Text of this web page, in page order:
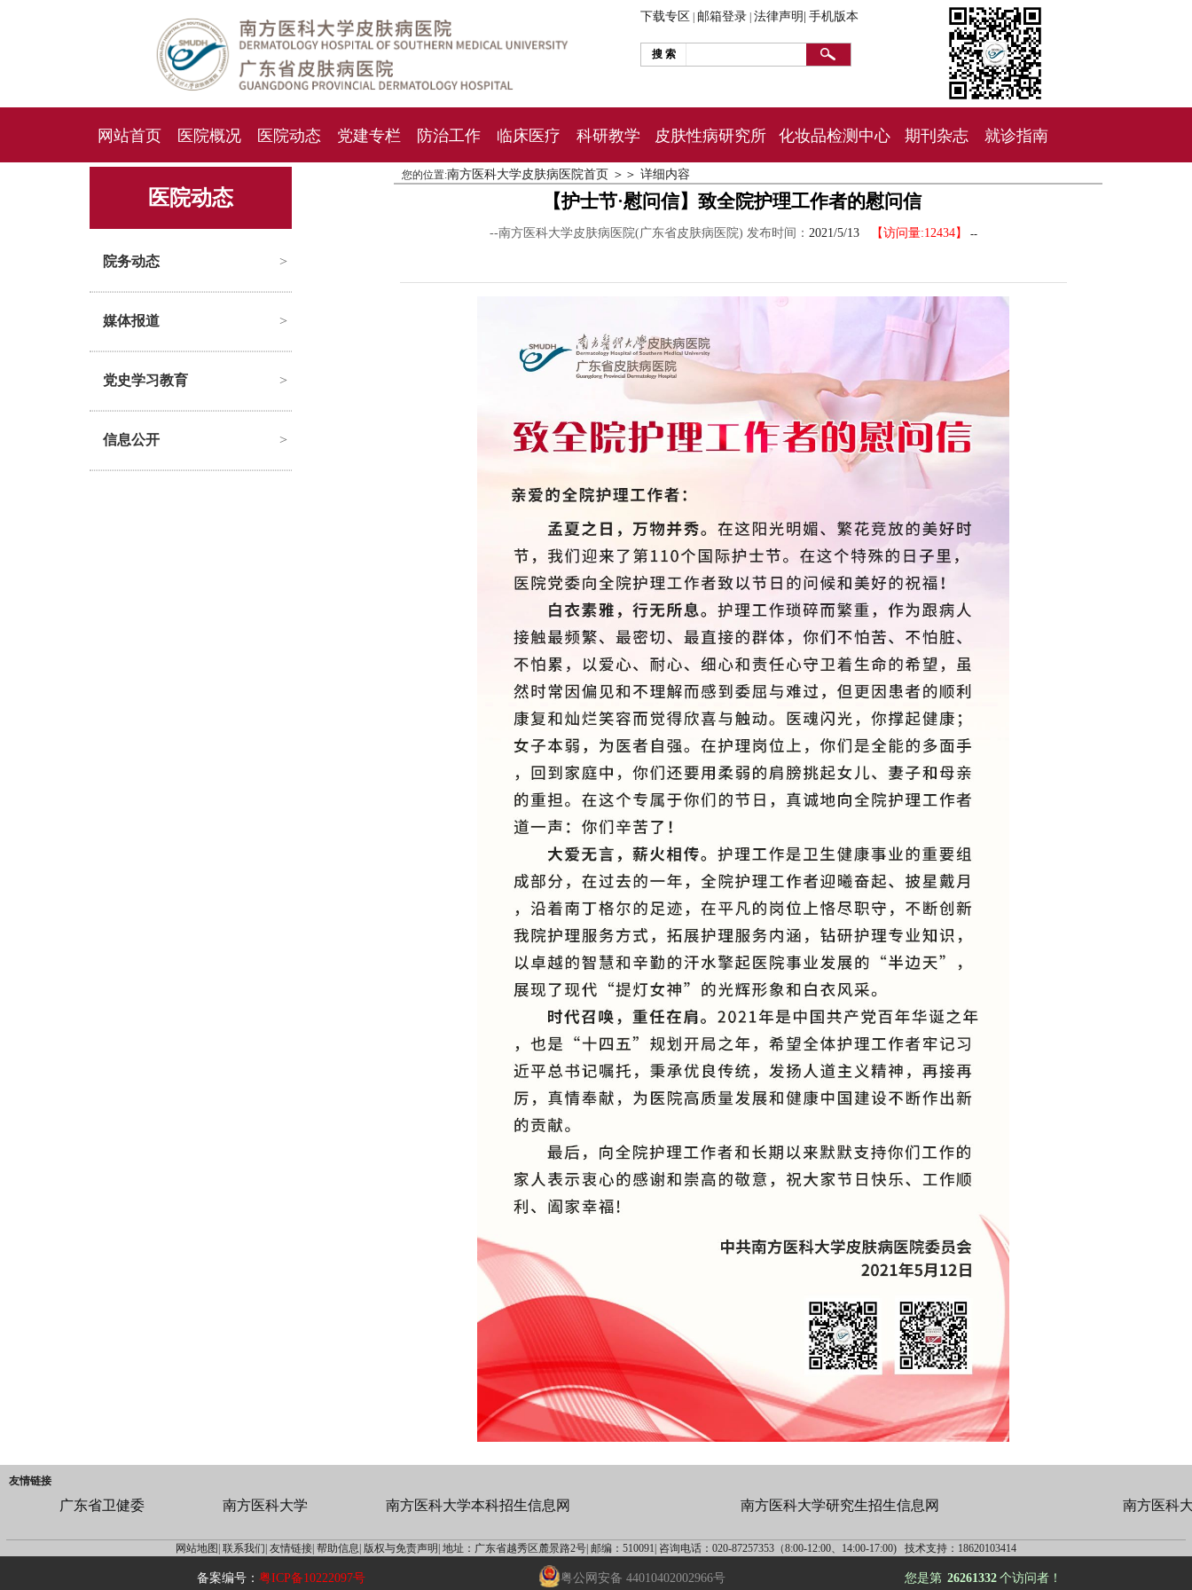
下载专区 邮箱登录 法律声明| 手机版本
搜 索
网站首页 医院概况 医院动态 党建专栏 防治工作 临床医疗 科研教学 皮肤性病研究所 化妆品检测中心 期刊杂志 就诊指南
人才招聘 招标采购
医院动态
院务动态 >
媒体报道 >
党史学习教育 >
信息公开 >
您的位置:南方医科大学皮肤病医院首页 ＞＞ 详细内容
【护士节·慰问信】致全院护理工作者的慰问信
--南方医科大学皮肤病医院(广东省皮肤病医院) 发布时间：2021/5/13 【访问量:12434】 --
友情链接
广东省卫健委 南方医科大学 南方医科大学本科招生信息网 南方医科大学研究生招生信息网 南方医科
网站地图| 联系我们| 友情链接| 帮助信息| 版权与免责声明| 地址：广东省越秀区麓景路2号| 邮编：510091| 咨询电话：020-87257353（8:00-12:00、14:00-17:00) 技术支持：18620103414
备案编号：粤ICP备10222097号 您是第 26261332 个访问者！
粤公网安备 44010402002966号